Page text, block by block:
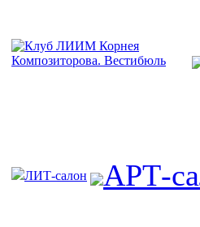
ЛИТ-салон АРТ-